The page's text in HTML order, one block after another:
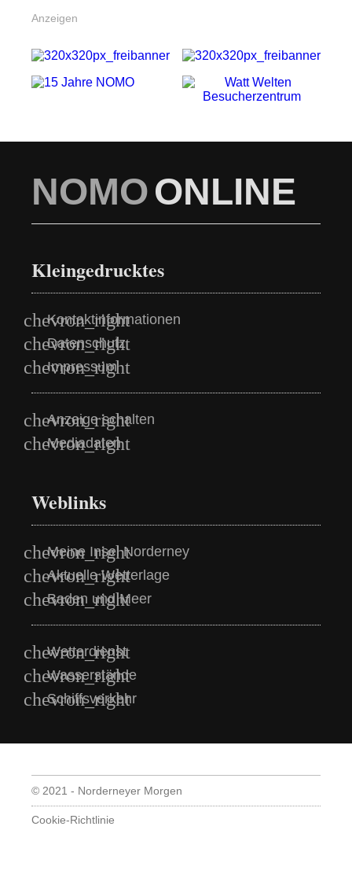
Anzeigen
NOMOONLINE
Kleingedrucktes
Kontaktinformationen
Datenschutz
Impressum
Anzeige schalten
Mediadaten
Weblinks
Meine Insel Norderney
Aktuelle Wetterlage
Baden und Meer
Wetterdienst
Wasserstände
Schiffsverkehr
© 2021 - Norderneyer Morgen
Cookie-Richtlinie